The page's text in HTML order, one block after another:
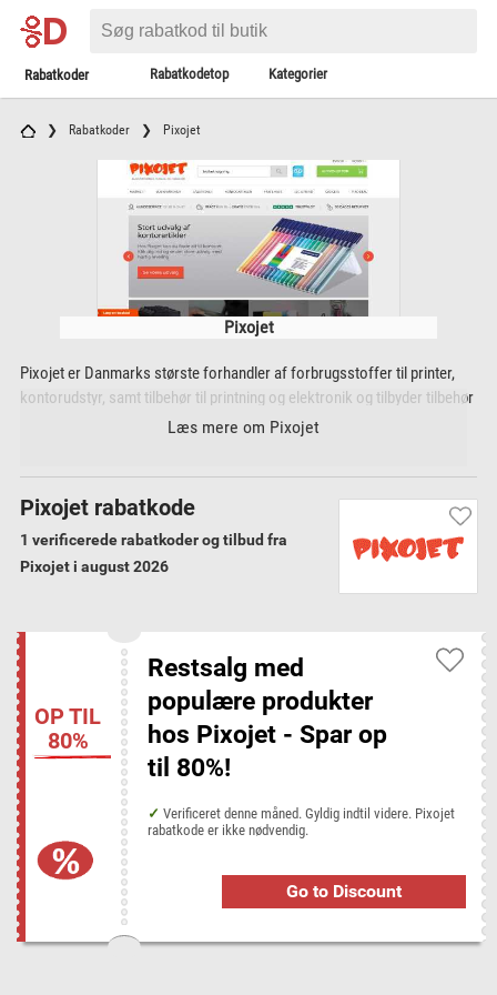
Rabatkoder Rabatkodetop Kategorier
Rabatkoder Pixojet
Pixojet
Læs mere om Pixojet
Pixojet er Danmarks største forhandler af forbrugsstoffer til printer,
kontorudstyr, samt tilbehør til printning og elektronik og tilbyder tilbehør
til alle kendte mærker indenfor printning og kontor. Pixojets bedst
Blandt kategorierne hos Pixojet finder du bl.a. cool gadgets såsom de
populære mini segways/air boards, home interior fra kendte brands
som House Doctor og Kreafunk, forskelligerengøringsartikler, Disney
legetøj, accessories og meget andet.
Garanterede verificerede koder
Vi har verificeret alle 1 Pixojet rabatkoder og
tilbud for august 2026
Pixojet kategorier
Rabatkoder fra lignende butikker
Pixojet rabatkode
1 verificerede rabatkoder og tilbud fra
Pixojet i august 2026
OP TIL
80%
Restsalg med
populære produkter
hos Pixojet - Spar op
til 80%!
Verificeret denne måned. Gyldig indtil videre. Pixojet
rabatkode er ikke nødvendig.
Go to Discount